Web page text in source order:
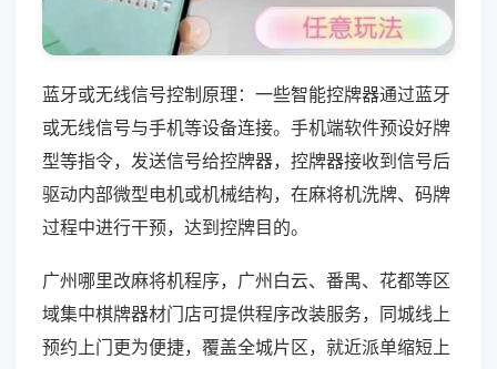
蓝牙或无线信号控制原理：一些智能控牌器通过蓝牙
或无线信号与手机等设备连接。手机端软件预设好牌
型等指令，发送信号给控牌器，控牌器接收到信号后
驱动内部微型电机或机械结构，在麻将机洗牌、码牌
过程中进行干预，达到控牌目的。
广州哪里改麻将机程序，广州白云、番禺、花都等区
域集中棋牌器材门店可提供程序改装服务，同城线上
预约上门更为便捷，覆盖全城片区，就近派单缩短上